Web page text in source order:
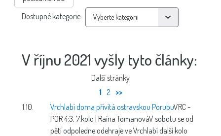
Dostupné kategorie
V říjnu 2021 vyšly tyto články:
Další stránky
1 2 >>
1.10.
Vrchlabí doma přivítá ostravskou PorubuVRC -
POR 4:3, 7.kolo | Raina TomanováV sobotu se od
pěti odpoledne odehraje ve Vrchlabí další kolo